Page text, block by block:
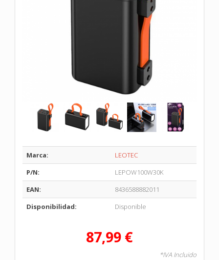
Marca:
LEOTEC
P/N:
LEPOW100W30K
EAN:
8436588882011
Disponibilidad:
Disponible
87,99 €
*IVA Incluido